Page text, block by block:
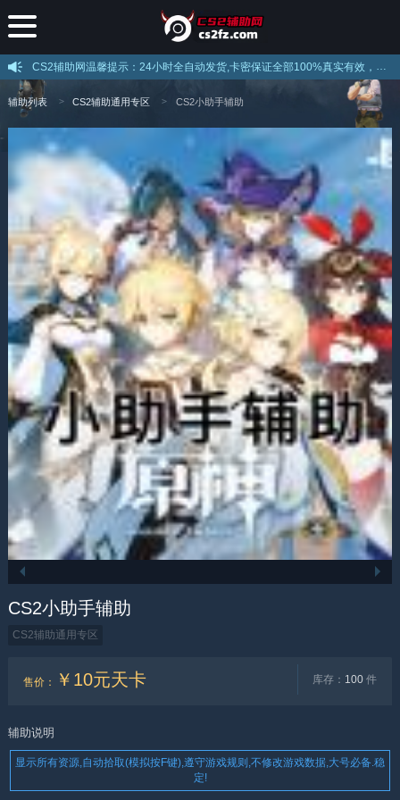
CS2辅助网温馨提示：24小时全自动发货,卡密保证全部100%真实有效，不存在假卡现象，下载后打开直接注册即可使用，注意官网提示的解压密码！
辅助列表 CS2辅助通用专区 CS2小助手辅助
CS2小助手辅助
CS2辅助通用专区
售价 ： ￥10元天卡 库存： 100件
辅助说明
显示所有资源,自动拾取(模拟按F键),遵守游戏规则,不修改游戏数据,大号必备.稳
定!